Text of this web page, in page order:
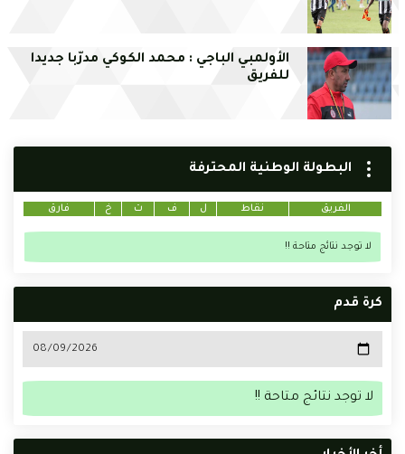
الأولمبي الباجي : محمد الكوكي مدرّبا جديدا
للفريق
البطولة الوطنية المحترفة
الفريق نقاط ل ف ت خ فارق
لا توجد نتائج متاحة !!
كرة قدم
لا توجد نتائج متاحة !!